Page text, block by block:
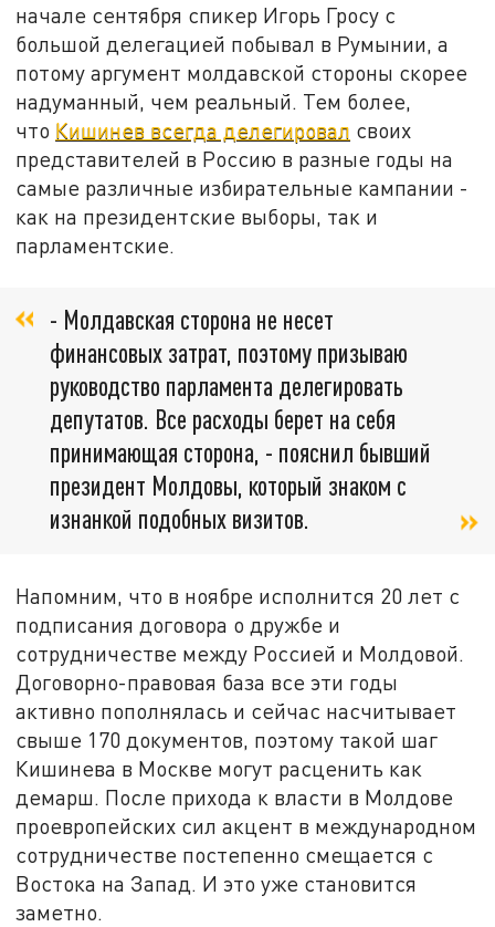
начале сентября спикер Игорь Гросу с
большой делегацией побывал в Румынии, а
потому аргумент молдавской стороны скорее
надуманный, чем реальный. Тем более,
что Кишинев всегда делегировал своих
представителей в Россию в разные годы на
самые различные избирательные кампании -
как на президентские выборы, так и
парламентские.
- Молдавская сторона не несет
финансовых затрат, поэтому призываю
руководство парламента делегировать
депутатов. Все расходы берет на себя
принимающая сторона, - пояснил бывший
президент Молдовы, который знаком с
изнанкой подобных визитов.
Напомним, что в ноябре исполнится 20 лет с
подписания договора о дружбе и
сотрудничестве между Россией и Молдовой.
Договорно-правовая база все эти годы
активно пополнялась и сейчас насчитывает
свыше 170 документов, поэтому такой шаг
Кишинева в Москве могут расценить как
демарш. После прихода к власти в Молдове
проевропейских сил акцент в международном
сотрудничестве постепенно смещается с
Востока на Запад. И это уже становится
заметно.